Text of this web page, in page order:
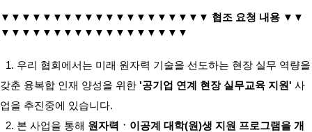
▼ ▼ ▼ ▼ ▼ ▼ ▼ ▼ ▼ ▼ ▼ ▼ ▼ ▼ ▼ ▼ ▼ ▼ ▼ ▼ 협조 요청 내용 ▼ ▼
▼ ▼ ▼ ▼ ▼ ▼ ▼ ▼ ▼ ▼ ▼ ▼ ▼ ▼ ▼ ▼ ▼ ▼
1. 우리 협회에서는 미래 원자력 기술을 선도하는 현장 실무 역량을
갖춘 융복합 인재 양성을 위한 '공기업 연계 현장 실무교육 지원' 사
업을 추진중에 있습니다.
2. 본 사업을 통해 원자력ㆍ이공계 대학(원)생 지원 프로그램을 개